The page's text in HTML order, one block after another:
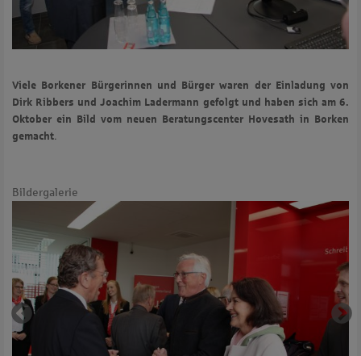
Viele Borkener Bürgerinnen und Bürger waren der Einladung von
Dirk Ribbers und Joachim Ladermann gefolgt und haben sich am 6.
Oktober ein Bild vom neuen Beratungscenter Hovesath in Borken
gemacht.
Bildergalerie